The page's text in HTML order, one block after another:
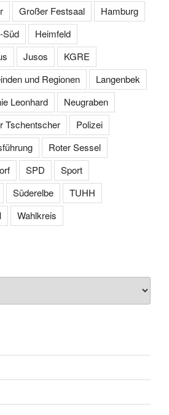
Großer Festsaal
Hamburg
Süd
Heimfeld
Jusos
KGRE
und Regionen
Langenbek
Leonhard
Neugraben
Tschentscher
Polizei
Roter Sessel
SPD
Sport
Süderelbe
TUHH
Wahlkreis